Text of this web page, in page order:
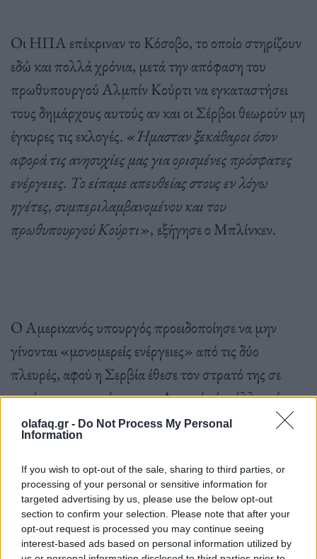
olafaq.gr - Do Not Process My Personal
Information
If you wish to opt-out of the sale, sharing to third parties, or
processing of your personal or sensitive information for
targeted advertising by us, please use the below opt-out
section to confirm your selection. Please note that after your
opt-out request is processed you may continue seeing
interest-based ads based on personal information utilized by
Οι ΗΠΑ επέκριναν το Κόσοβο, το οποίο στηρίζουν
εδώ και πολλά χρόνια, μετά την απόφαση του
πρωθυπουργού Αλμπίν Κούρτι να εγκαταστήσει
τους δημάρχους αυτούς αν και οι Σέρβοι θεωρούν μη
έγκυρες τις εκλογές. «Ήμασταν ξεκάθαροι όσον
αφορά τις ανησυχίες μας για ορισμένες πρόσφατες
ενέργειες. Το είπαμε απευθείας στους εν λόγω
ηγέτες, συμπεριλαμβανομένου και του
πρωθυπουργού Κούρτι», εξήγησε ο Μπλίνκεν.
Ο Αμερικανός υπουργός προειδοποίησε να μην
γίνονται «μονομερείς ενέργειες» από τις δύο
πλευρές, αφού η Σερβία έθεσε τον στρατό της σε
κατάσταση ετοιμότητας. «Αν η μία ή η άλλη χώρα
λαμβάνουν μέτρα που θα καθιστούσαν (τις
ευρωπαϊκές φιλοδοξίες τους) πιο υποθετικές, αυτό
δεν εξυπηρετεί τα συμφέροντα των πολιτών τους»,
εκτίμησε.